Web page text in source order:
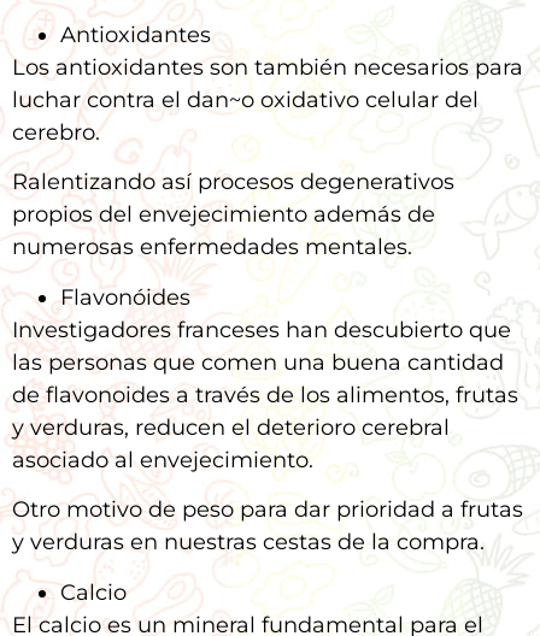
Antioxidantes
Los antioxidantes son también necesarios para
luchar contra el dan~o oxidativo celular del
cerebro.
Ralentizando así procesos degenerativos
propios del envejecimiento además de
numerosas enfermedades mentales.
Flavonóides
Investigadores franceses han descubierto que
las personas que comen una buena cantidad
de flavonoides a través de los alimentos, frutas
y verduras, reducen el deterioro cerebral
asociado al envejecimiento.
Otro motivo de peso para dar prioridad a frutas
y verduras en nuestras cestas de la compra.
Calcio
El calcio es un mineral fundamental para el